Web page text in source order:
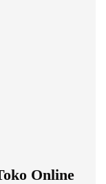
Online